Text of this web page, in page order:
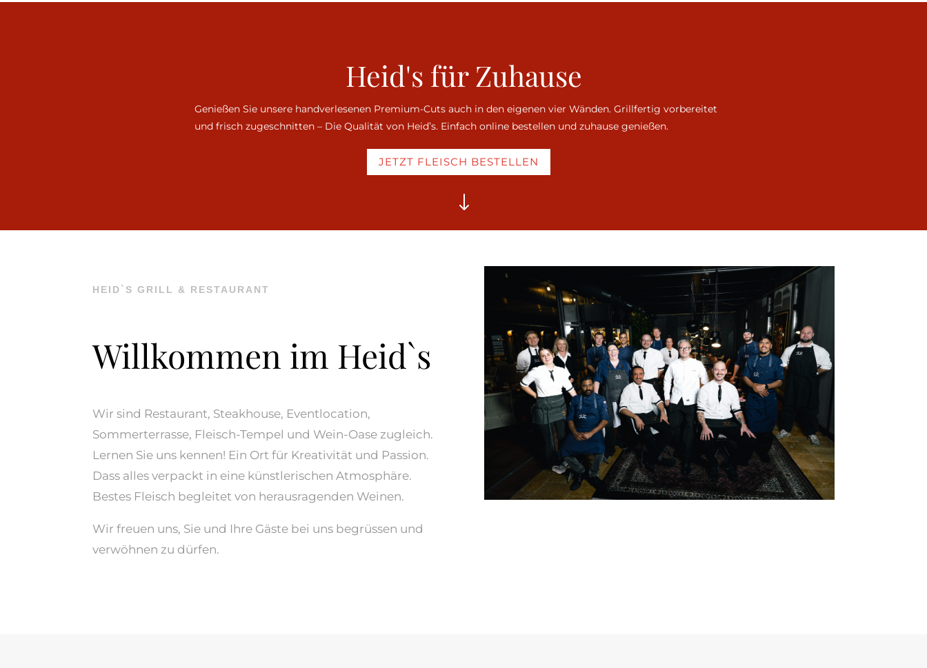
Heid's für Zuhause
Genießen Sie unsere handverlesenen Premium-Cuts auch in den eigenen vier Wänden. Grillfertig vorbereitet
und frisch zugeschnitten – Die Qualität von Heid’s. Einfach online bestellen und zuhause genießen.
JETZT FLEISCH BESTELLEN
"
HEID`S GRILL & RESTAURANT
Willkommen im Heid`s
Wir sind Restaurant, Steakhouse, Eventlocation,
Sommerterrasse, Fleisch-Tempel und Wein-Oase zugleich.
Lernen Sie uns kennen! Ein Ort für Kreativität und Passion.
Dass alles verpackt in eine künstlerischen Atmosphäre.
Bestes Fleisch begleitet von herausragenden Weinen.
Wir freuen uns, Sie und Ihre Gäste bei uns begrüssen und
verwöhnen zu dürfen.